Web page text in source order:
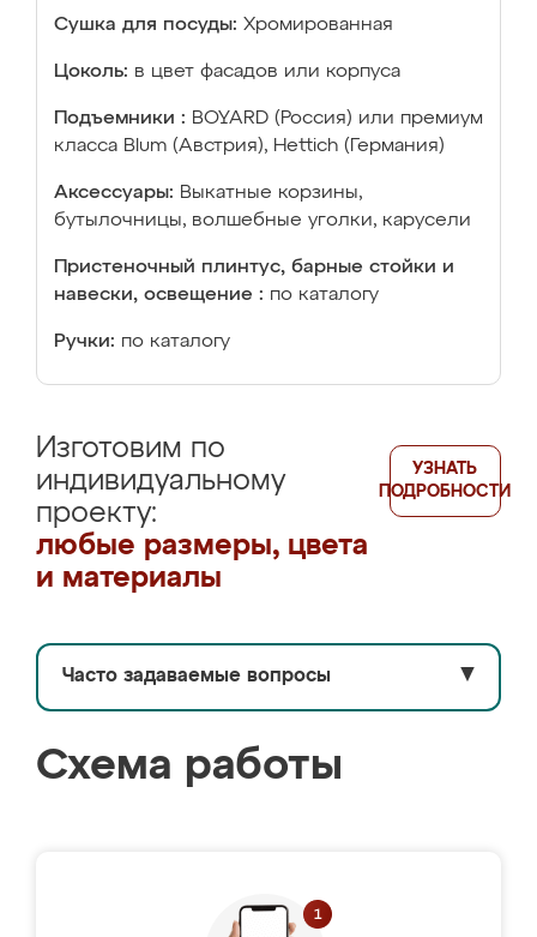
Сушка для посуды: Хромированная
Цоколь: в цвет фасадов или корпуса
Подъемники : BOYARD (Россия) или премиум
класса Blum (Австрия), Hettich (Германия)
Аксессуары: Выкатные корзины,
бутылочницы, волшебные уголки, карусели
Пристеночный плинтус, барные стойки и
навески, освещение : по каталогу
Ручки: по каталогу
Изготовим по
индивидуальному
проекту:
любые размеры, цвета
и материалы
УЗНАТЬ
ПОДРОБНОСТИ
Часто задаваемые вопросы ▼
Схема работы